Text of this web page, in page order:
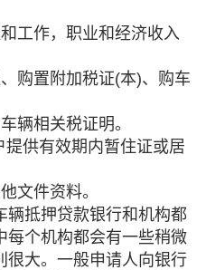
工作，职业和经济收入
购置附加税证(本)、购车
辆相关税证明。
供有效期内暂住证或居
文件资料。
辆抵押贷款银行和机构都
每个机构都会有一些稍微
很大。一般申请人向银行